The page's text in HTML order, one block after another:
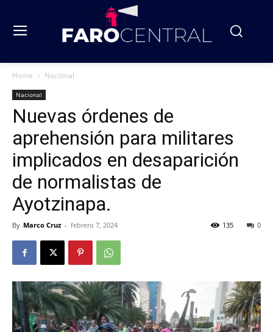
Home Nacional
Nacional
Nuevas órdenes de
aprehensión para militares
implicados en desaparición
de normalistas de
Ayotzinapa.
By Marco Cruz - febrero 7, 2024 0
135